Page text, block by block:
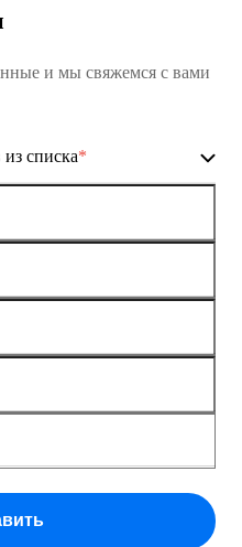
MES1428
MES1428
MES1428-03
MES1428-04
и мы свяжемся с вами
списка*
MES1428